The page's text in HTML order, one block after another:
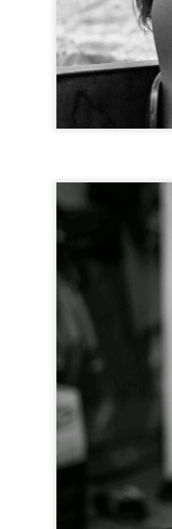
1. La Corricella
Il mio luogo prefeito in
Marina di Corricella e´il
percorrendo a piedi circa 1
Il piccolo borgo
colorate cosi per riconoscerle
Sono un complesso
danno vita a una vera
di questo bellissimo borgo.
Lungo la Coricella ci sono
accomodarsi e assaporare la